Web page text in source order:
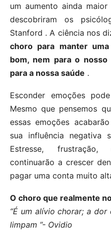
um aumento ainda
descobriram os
Stanford . A ciência nos
choro para manter
bom, nem para o
para a nossa saúde .
Esconder emoções
Mesmo que pensemos
essas emoções
sua influência negativa
Estresse,
continuarão a crescer
pagar uma conta muito
O choro que realmente
“É um alívio chorar; a
limpam ”- Ovidio